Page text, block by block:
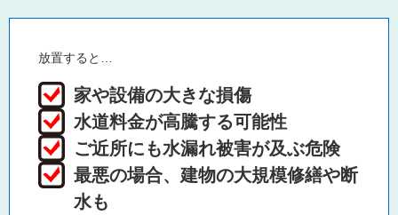
放置すると…
家や設備の大きな損傷
水道料金が高騰する可能性
ご近所にも水漏れ被害が及ぶ危険
最悪の場合、建物の大規模修繕や断
水も